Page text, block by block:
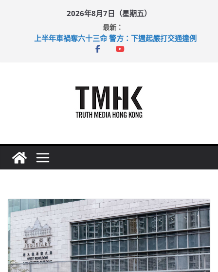
2026年8月7日（星期五）
最新：
上半年車禍奪六十三命 警方：下週起嚴打交通違例
性罪行修例獲九成支持 鄧炳強：爭取今屆任期內完成立法